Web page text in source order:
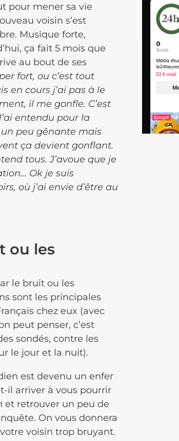
pour mener sa vie
voisin s’est
Musique forte,
ça fait 5 mois que
au bout de ses
fort, ou c’est tout
en cours j’ai pas à le
il me gonfle. C’est
entendu pour la
peu gênante mais
ça devient gonflant.
tous. J’avoue que je
Ok je suis
où j’ai envie d’être au
ou les
le bruit ou les
sont les principales
chez eux (avec
peut penser, c’est
sondés, contre les
le jour et la nuit).
est devenu un enfer
il arriver à vous pourrir
et retrouver un peu de
On vous donnera
voisin trop bruyant.